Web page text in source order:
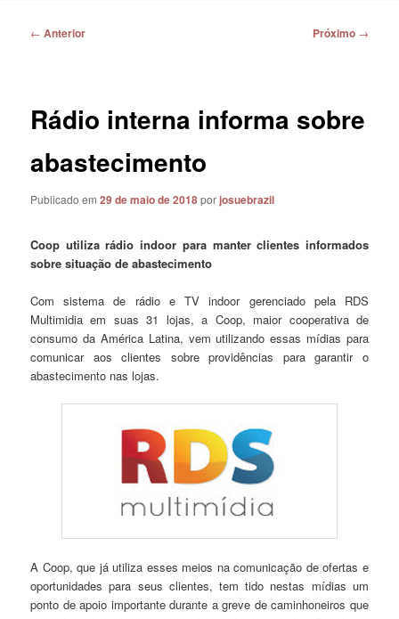
Navegação
← Anterior Próximo →
Rádio interna informa sobre
abastecimento
Publicado em29 de maio de 2018porjosuebrazil
Coop utiliza rádio indoor para manter clientes informados
sobre situação de abastecimento
Com sistema de rádio e TV indoor gerenciado pela RDS
Multimidia em suas 31 lojas, a Coop, maior cooperativa de
consumo da América Latina, vem utilizando essas mídias para
comunicar aos clientes sobre providências para garantir o
abastecimento nas lojas.
A Coop, que já utiliza esses meios na comunicação de ofertas e
oportunidades para seus clientes, tem tido nestas mídias um
ponto de apoio importante durante a greve de caminhoneiros que